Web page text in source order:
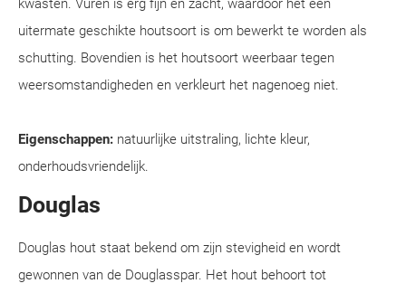
kwasten. Vuren is erg fijn en zacht, waardoor het een
uitermate geschikte houtsoort is om bewerkt te worden als
schutting. Bovendien is het houtsoort weerbaar tegen
weersomstandigheden en verkleurt het nagenoeg niet.
Eigenschappen: natuurlijke uitstraling, lichte kleur,
onderhoudsvriendelijk.
Douglas
Douglas hout staat bekend om zijn stevigheid en wordt
gewonnen van de Douglasspar. Het hout behoort tot